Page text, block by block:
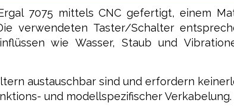
7075 mittels CNC gefertigt, einem
verwendeten Taster/Schalter
wie Wasser, Staub und
austauschbar sind und erfordern
und modellspezifischer Verkabelung.